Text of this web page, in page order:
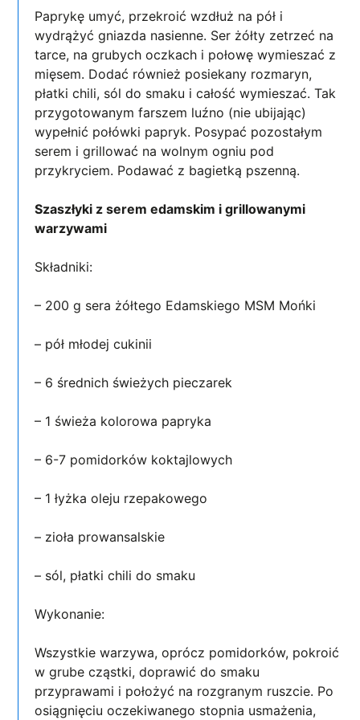
Paprykę umyć, przekroić wzdłuż na pół i
wydrążyć gniazda nasienne. Ser żółty zetrzeć na
tarce, na grubych oczkach i połowę wymieszać z
mięsem. Dodać również posiekany rozmaryn,
płatki chili, sól do smaku i całość wymieszać. Tak
przygotowanym farszem luźno (nie ubijając)
wypełnić połówki papryk. Posypać pozostałym
serem i grillować na wolnym ogniu pod
przykryciem. Podawać z bagietką pszenną.
Szaszłyki z serem edamskim i grillowanymi
warzywami
Składniki:
– 200 g sera żółtego Edamskiego MSM Mońki
– pół młodej cukinii
– 6 średnich świeżych pieczarek
– 1 świeża kolorowa papryka
– 6-7 pomidorków koktajlowych
– 1 łyżka oleju rzepakowego
– zioła prowansalskie
– sól, płatki chili do smaku
Wykonanie:
Wszystkie warzywa, oprócz pomidorków, pokroić
w grube cząstki, doprawić do smaku
przyprawami i położyć na rozgranym ruszcie. Po
osiągnięciu oczekiwanego stopnia usmażenia,